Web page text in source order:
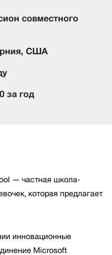
совместного
США
за год
— частная школа-
которая предлагает
инновационные
Microsoft